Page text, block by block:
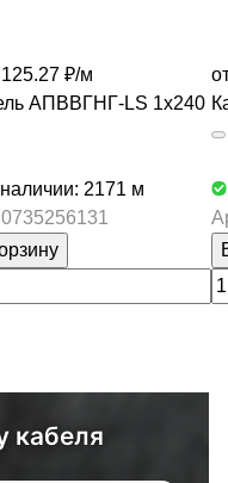
₽/м
АПВВГНГ-LS 1х240
2171 м
0735256131
кабеля